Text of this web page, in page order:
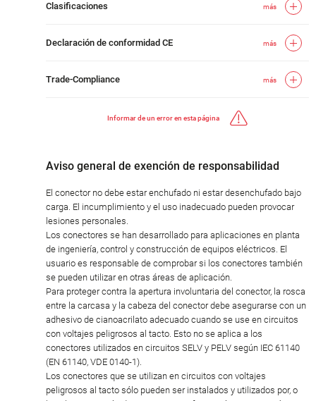
Clasificaciones más
Declaración de conformidad CE más
Trade-Compliance más
Informar de un error en esta página
Aviso general de exención de responsabilidad
El conector no debe estar enchufado ni estar desenchufado bajo
carga. El incumplimiento y el uso inadecuado pueden provocar
lesiones personales.
Los conectores se han desarrollado para aplicaciones en planta
de ingeniería, control y construcción de equipos eléctricos. El
usuario es responsable de comprobar si los conectores también
se pueden utilizar en otras áreas de aplicación.
Para proteger contra la apertura involuntaria del conector, la rosca
entre la carcasa y la cabeza del conector debe asegurarse con un
adhesivo de cianoacrilato adecuado cuando se use en circuitos
con voltajes peligrosos al tacto. Esto no se aplica a los
conectores utilizados en circuitos SELV y PELV según IEC 61140
(EN 61140, VDE 0140-1).
Los conectores que se utilizan en circuitos con voltajes
peligrosos al tacto sólo pueden ser instalados y utilizados por, o